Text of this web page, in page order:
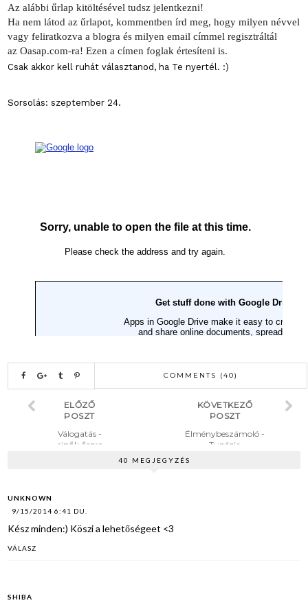
Az alábbi űrlap kitöltésével tudsz jelentkezni!
Ha nem látod az űrlapot, kommentben írd meg, hogy milyen névvel
vagy feliratkozva a blogra és milyen email címmel regisztráltál
azOasap.com-ra! Ezen a címen foglak értesíteni is.
Csak akkor kell ruhát választanod, ha Te nyertél. :)
Sorsolás: szeptember 24.
COMMENTS (40)
KÖVETKEZŐ
POSZT
Élménybeszámoló -
Tunézia
ELŐZŐ
POSZT
Válogatás -
cipők őszre
40 MEGJEGYZÉS
UNKNOWN
9/15/2014 6:41 DU.
Kész minden:) Köszi a lehetőségeet <3
VÁLASZ
SHIBA